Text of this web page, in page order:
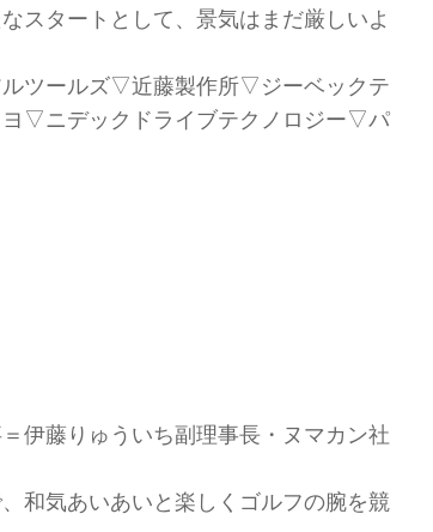
スタートとして、景気はまだ厳しいよ
ツールズ▽近藤製作所▽ジーベックテ
▽ニデックドライブテクノロジー▽パ
伊藤りゅういち副理事長・ヌマカン社
和気あいあいと楽しくゴルフの腕を競